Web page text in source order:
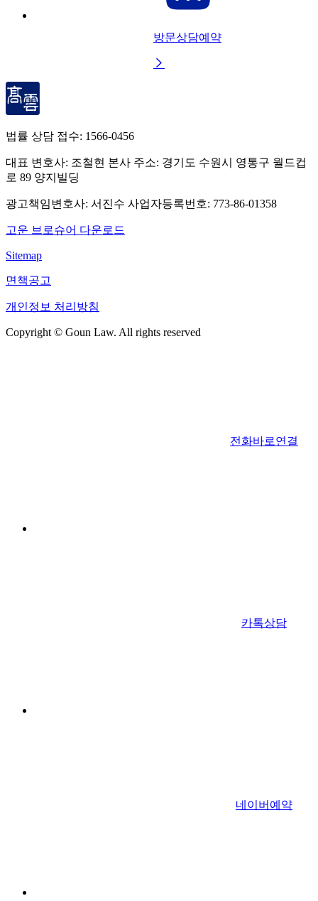
방문상담예약

법률 상담 접수: 1566-0456
대표 변호사: 조철현 본사 주소: 경기도 수원시 영통구 월드컵
로 89 양지빌딩
광고책임변호사: 서진수 사업자등록번호: 773-86-01358
고운 브로슈어 다운로드
Sitemap
면책공고
개인정보 처리방침
Copyright © Goun Law. All rights reserved
전화바로연결
카톡상담
네이버예약